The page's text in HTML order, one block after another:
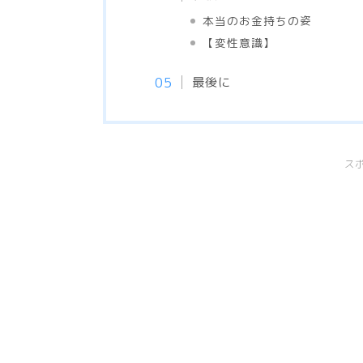
本当のお金持ちの姿
【変性意識】
最後に
ス